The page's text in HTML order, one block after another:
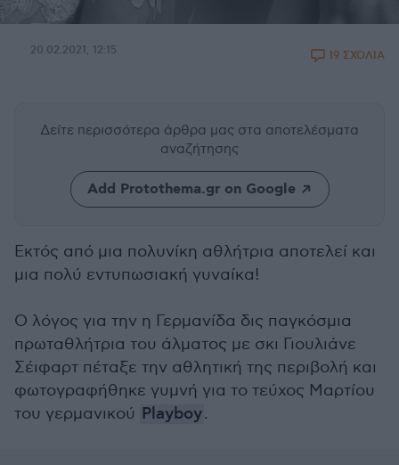
20.02.2021, 12:15 19 ΣΧΟΛΙΑ
Δείτε περισσότερα άρθρα μας στα αποτελέσματα
αναζήτησης
Add Protothema.gr on Google
Εκτός από μια πολυνίκη αθλήτρια αποτελεί και
μια πολύ εντυπωσιακή γυναίκα!
Ο λόγος για την η Γερμανίδα δις παγκόσμια
πρωταθλήτρια του άλματος με σκι Γιουλιάνε
Σέιφαρτ πέταξε την αθλητική της περιβολή και
φωτογραφήθηκε γυμνή για το τεύχος Μαρτίου
του γερμανικού Playboy.